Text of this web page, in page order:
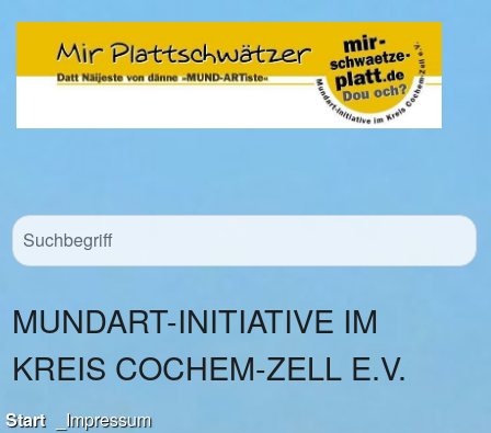
MUNDART-INITIATIVE IM
KREIS COCHEM-ZELL E.V.
Start _Impressum